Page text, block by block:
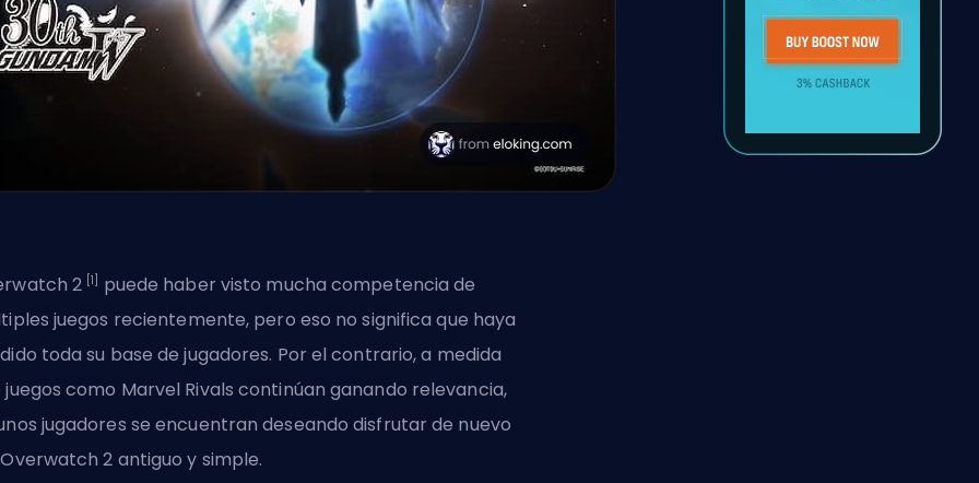
2 [1]
puede haber visto mucha competencia de
juegos recientemente, pero eso no significa que haya
toda su base de jugadores. Por el contrario, a medida
juegos como Marvel Rivals continúan ganando relevancia,
jugadores se encuentran deseando disfrutar de nuevo
2 antiguo y simple.